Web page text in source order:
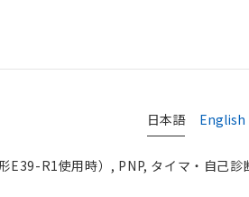
日本語 English
E39-R1使用時）, PNP, タイマ・自己診